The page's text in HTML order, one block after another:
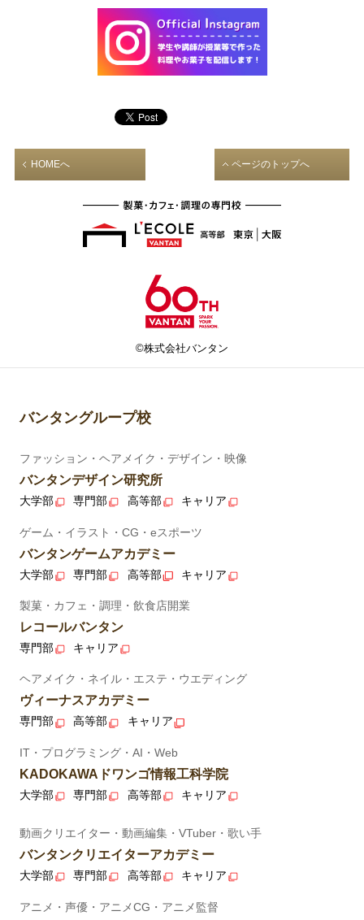
HOMEへ ページのトップへ
©株式会社バンタン
バンタングループ校
ファッション・ヘアメイク・デザイン・映像
バンタンデザイン研究所
大学部 専門部 高等部 キャリア
ゲーム・イラスト・CG・eスポーツ
バンタンゲームアカデミー
大学部 専門部 高等部 キャリア
製菓・カフェ・調理・飲食店開業
レコールバンタン
専門部 キャリア
ヘアメイク・ネイル・エステ・ウエディング
ヴィーナスアカデミー
専門部 高等部 キャリア
IT・プログラミング・AI・Web
KADOKAWAドワンゴ情報工科学院
大学部 専門部 高等部 キャリア
動画クリエイター・動画編集・VTuber・歌い手
バンタンクリエイターアカデミー
大学部 専門部 高等部 キャリア
アニメ・声優・アニメCG・アニメ監督